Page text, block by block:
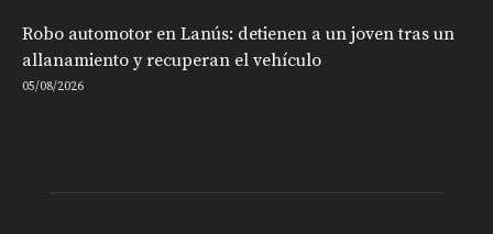
Robo automotor en Lanús: detienen a un joven tras un
allanamiento y recuperan el vehículo
05/08/2026